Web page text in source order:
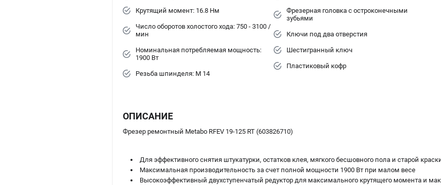
Крутящий момент: 16.8 Нм
Число оборотов холостого хода: 750 - 3100 /
мин
Номинальная потребляемая мощность:
1900 Вт
Резьба шпинделя: M 14
Фрезерная головка с остроконечными
зубьями
Ключи под два отверстия
Шестигранный ключ
Пластиковый кофр
ОПИСАНИЕ
Фрезер ремонтный Metabo RFEV 19-125 RT (603826710)
Для эффективного снятия штукатурки, остатков клея, мягкого бесшовного пола и старой
Максимальная производительность за счет полной мощности 1900 Вт при малом весе
Высокоэффективный двухступенчатый редуктор для максимального крутящего момента и